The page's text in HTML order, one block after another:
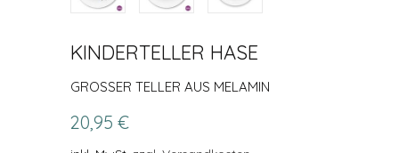
KINDERTELLER HASE
GROSSER TELLER AUS MELAMIN
20,95 €